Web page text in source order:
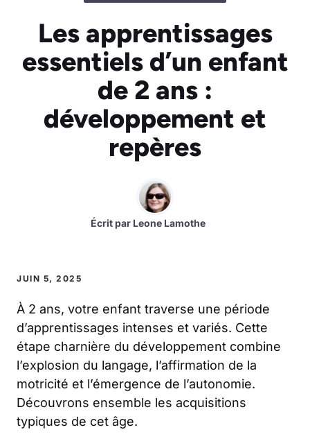
Les apprentissages
essentiels d’un enfant
de 2 ans :
développement et
repères
Écrit par Leone Lamothe
JUIN 5, 2025
À 2 ans, votre enfant traverse une période
d’apprentissages intenses et variés. Cette
étape charnière du développement combine
l’explosion du langage, l’affirmation de la
motricité et l’émergence de l’autonomie.
Découvrons ensemble les acquisitions
typiques de cet âge.